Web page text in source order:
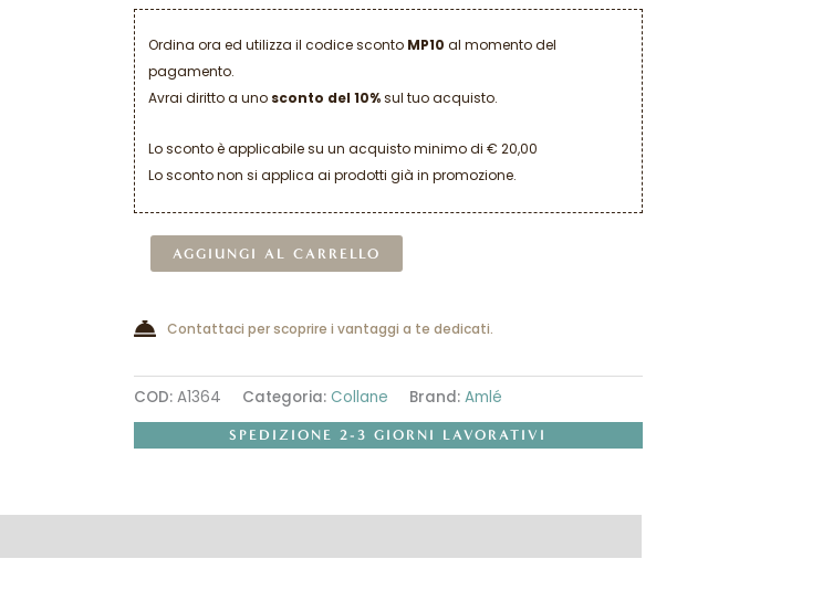
Ordina ora ed utilizza il codice sconto MP10 al momento del
pagamento.
Avrai diritto a uno sconto del 10%sul tuo acquisto.
Lo sconto è applicabile su un acquisto minimo di € 20,00
Lo sconto non si applica ai prodotti già in promozione.
AGGIUNGI AL CARRELLO
Contattaci per scoprire i vantaggi a te dedicati.
COD: A1364 Categoria: Collane Brand: Amlé
SPEDIZIONE 2-3 GIORNI LAVORATIVI